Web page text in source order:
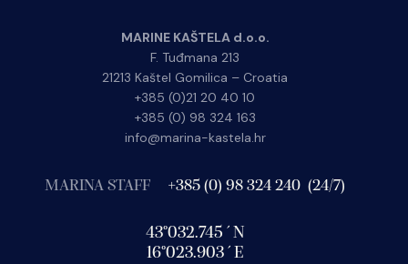
MARINE KAŠTELA d.o.o.
F. Tuđmana 213
21213 Kaštel Gomilica – Croatia
+385 (0)21 20 40 10
+385 (0) 98 324 163
info@marina-kastela.hr
MARINA STAFF +385 (0) 98 324 240 (24/7)
43°032.745´N
16°023.903´E